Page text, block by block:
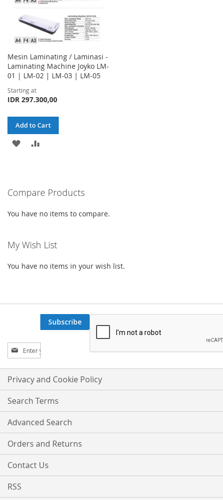
Mesin Laminating / Laminasi -
Laminating Machine Joyko LM-
01 | LM-02 | LM-03 | LM-05
Starting at
IDR 297.300,00
Add to Cart
ADD
LIST
Compare Products
You have no items to compare.
My Wish List
You have no items in your wish list.
Sign
Up
for
Our
Newsletter:
Subscribe
Privacy and Cookie Policy
Search Terms
Advanced Search
Orders and Returns
Contact Us
RSS